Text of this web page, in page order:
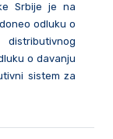
Srbije je na
odluku o
o davanju
sistem za